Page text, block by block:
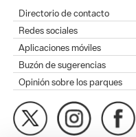
Directorio de contacto
Redes sociales
Aplicaciones móviles
Buzón de sugerencias
Opinión sobre los parques